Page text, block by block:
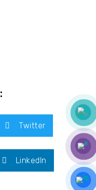
Twitter
LinkedIn